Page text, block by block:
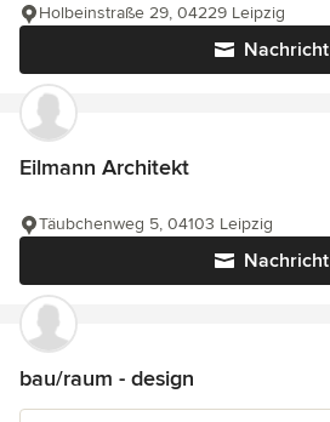
Nachricht
Holbeinstraße 29, 04229 Leipzig
Eilmann Architekt
Nachricht
Täubchenweg 5, 04103 Leipzig
bau/raum - design